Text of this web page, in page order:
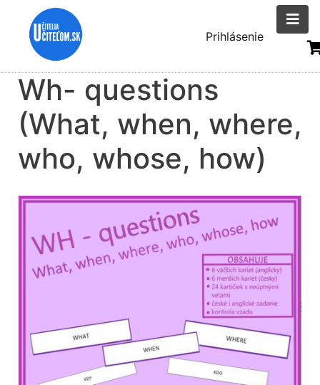
Menu
účtu
Prihlásenie
Wh- questions
(What, when, where,
who, whose, how)